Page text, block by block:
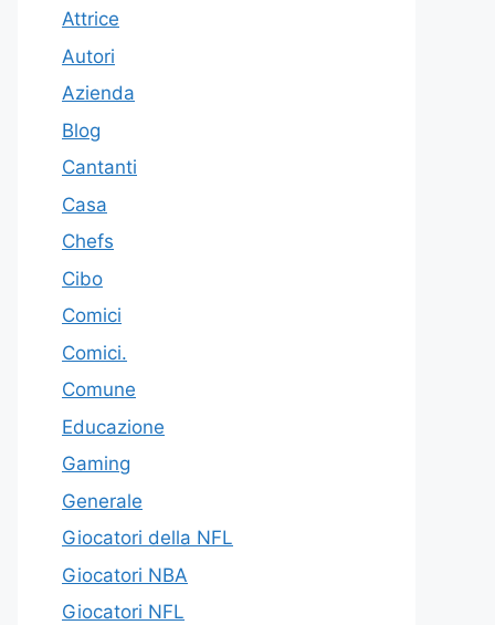
Attrice
Autori
Azienda
Blog
Cantanti
Casa
Chefs
Cibo
Comici
Comici.
Comune
Educazione
Gaming
Generale
Giocatori della NFL
Giocatori NBA
Giocatori NFL